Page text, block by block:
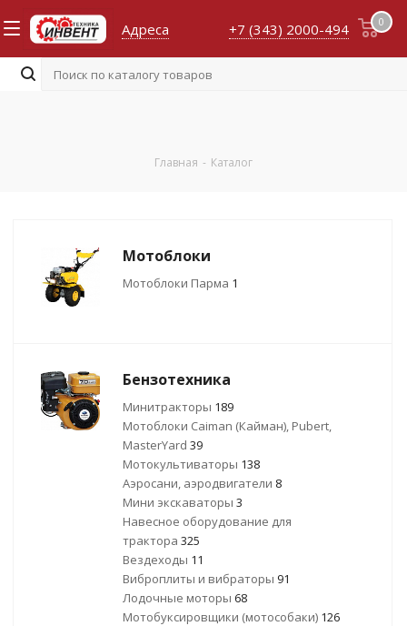
Адреса 0
+7 (343) 2000-494
Главная - Каталог
Мотоблоки
Мотоблоки Парма 1
Бензотехника
Минитракторы 189
Мотоблоки Caiman (Кайман), Pubert,
MasterYard 39
Мотокультиваторы 138
Аэросани, аэродвигатели 8
Мини экскаваторы 3
Навесное оборудование для
трактора 325
Вездеходы 11
Виброплиты и вибраторы 91
Лодочные моторы 68
Мотобуксировщики (мотособаки) 126